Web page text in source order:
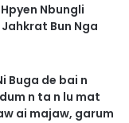
Nbungli
Bun Nga
Buga de bai n
n ta n lu mat
ai majaw, garum